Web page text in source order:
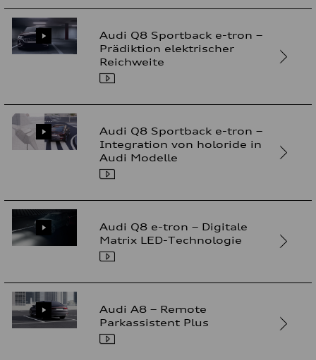
Audi Q8 Sportback e-tron –
Prädiktion elektrischer
Reichweite
Audi Q8 Sportback e-tron –
Integration von holoride in
Audi Modelle
Audi Q8 e-tron – Digitale
Matrix LED-Technologie
Audi A8 – Remote
Parkassistent Plus